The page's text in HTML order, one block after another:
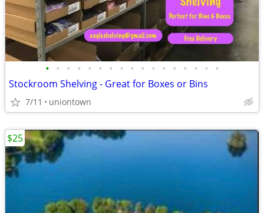
• • • • • • • • • • • • • • • • •
Stockroom Shelving - Great for Boxes or Bins
7/11 uniontown
$25